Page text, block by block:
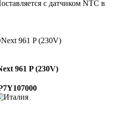
с датчиком NTC в
961 P (230V)